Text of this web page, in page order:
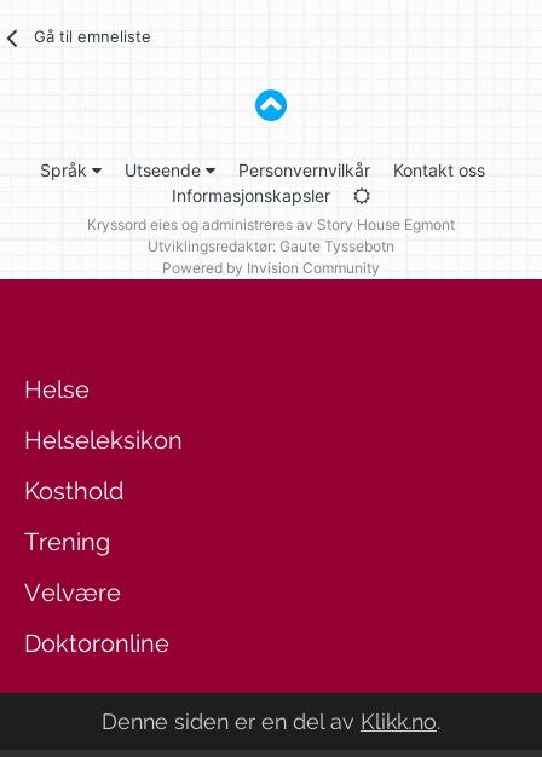
Gå til emneliste
Språk Utseende Personvernvilkår
Kontakt oss
Informasjonskapsler
Kryssord eies og administreres av Story House Egmont
Utviklingsredaktør: Gaute Tyssebotn
Powered by Invision Community
Helse
Helseleksikon
Kosthold
Trening
Velvære
Doktoronline
Denne siden er en del av Klikk.no.